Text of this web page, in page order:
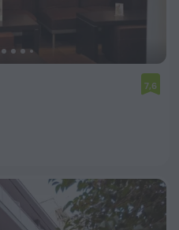
7,6